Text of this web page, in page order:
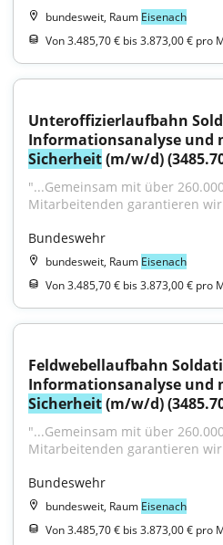
bundesweit, Raum Eisenach
Von 3.485,70 € bis 3.873,00 € pro
Unteroffizierlaufbahn
Sicherheit (m/w/d)
"...Gemeinsam mit über
Mitarbeitenden garantieren wir
Bundeswehr
bundesweit, Raum Eisenach
Von 3.485,70 € bis 3.873,00 € pro
Feldwebellaufbahn
Sicherheit (m/w/d)
"...Gemeinsam mit über
Mitarbeitenden garantieren wir
Bundeswehr
bundesweit, Raum Eisenach
Von 3.485,70 € bis 3.873,00 € pro